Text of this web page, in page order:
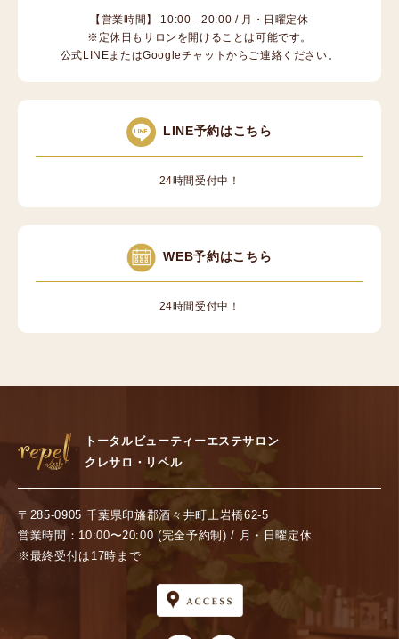
【営業時間】 10:00 - 20:00 / 月・日曜定休
※定休日もサロンを開けることは可能です。
公式LINEまたはGoogleチャットからご連絡ください。
LINE予約はこちら
24時間受付中！
WEB予約はこちら
24時間受付中！
トータルビューティーエステサロン
クレサロ・リペル
〒285-0905 千葉県印旛郡酒々井町上岩橋62-5
営業時間：10:00〜20:00 (完全予約制) / 月・日曜定休
※最終受付は17時まで